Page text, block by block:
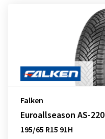
Falken
Euroallseason AS-220
195/65 R15 91H